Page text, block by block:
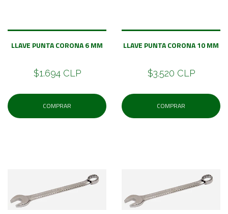
LLAVE PUNTA CORONA 6 MM
$1.694 CLP
COMPRAR
LLAVE PUNTA CORONA 10 MM
$3.520 CLP
COMPRAR